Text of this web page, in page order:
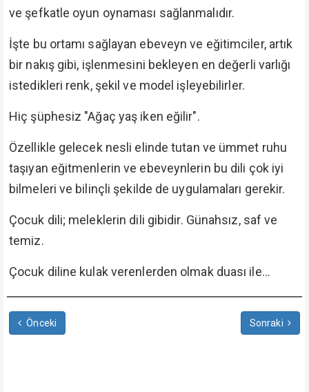
ve şefkatle oyun oynaması sağlanmalıdır.
İşte bu ortamı sağlayan ebeveyn ve eğitimciler, artık
bir nakış gibi, işlenmesini bekleyen en değerli varlığı
istedikleri renk, şekil ve model işleyebilirler.
Hiç şüphesiz "Ağaç yaş iken eğilir".
Özellikle gelecek nesli elinde tutan ve ümmet ruhu
taşıyan eğitmenlerin ve ebeveynlerin bu dili çok iyi
bilmeleri ve bilinçli şekilde de uygulamaları gerekir.
Çocuk dili; meleklerin dili gibidir. Günahsız, saf ve
temiz.
Çocuk diline kulak verenlerden olmak duası ile…
Önceki Sonraki